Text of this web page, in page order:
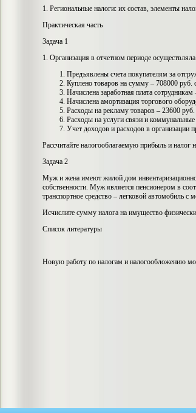
1. Региональные налоги: их состав, элементы
Практическая часть
Задача 1
1. Организация в отчетном периоде
Предъявлены счета покупателям за
Куплено товаров на сумму – 708000
Начислена заработная плата
Начислена амортизация торгового
Расходы на рекламу товаров – 23600
Расходы на услуги связи и
Учет доходов и расходов в организации
Рассчитайте налогооблагаемую прибыль и налог
Задача 2
Муж и жена имеют жилой дом
собственности. Муж является пенсионером в
транспортное средство – легковой автомобиль с
Исчислите сумму налога на имущество
Список литературы
Новую работу по налогам и налогообложению